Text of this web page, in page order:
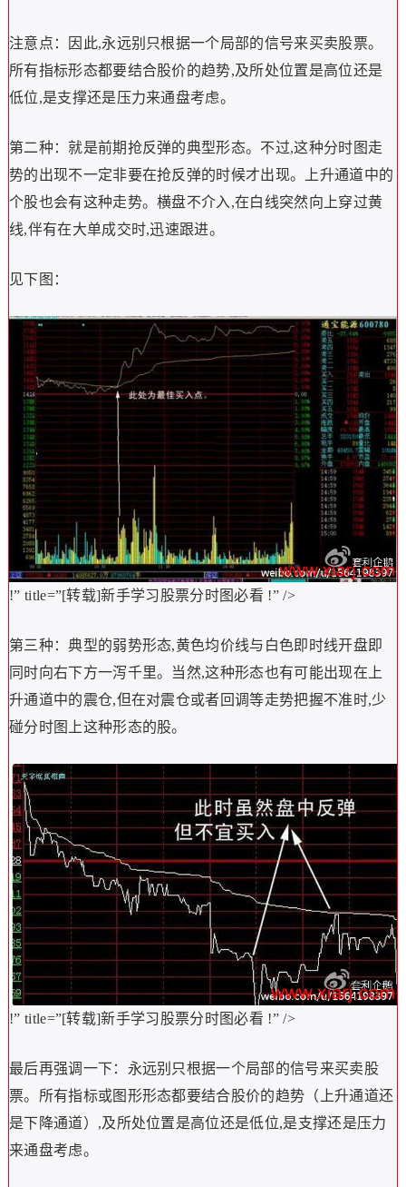
注意点：因此,永远别只根据一个局部的信号来买卖股票。
所有指标形态都要结合股价的趋势,及所处位置是高位还是
低位,是支撑还是压力来通盘考虑。
第二种：就是前期抢反弹的典型形态。不过,这种分时图走
势的出现不一定非要在抢反弹的时候才出现。上升通道中的
个股也会有这种走势。横盘不介入,在白线突然向上穿过黄
线,伴有在大单成交时,迅速跟进。
见下图：
!” title=”[转载]新手学习股票分时图必看 !” />
第三种：典型的弱势形态,黄色均价线与白色即时线开盘即
同时向右下方一泻千里。当然,这种形态也有可能出现在上
升通道中的震仓,但在对震仓或者回调等走势把握不准时,少
碰分时图上这种形态的股。
!” title=”[转载]新手学习股票分时图必看 !” />
最后再强调一下：永远别只根据一个局部的信号来买卖股
票。所有指标或图形形态都要结合股价的趋势（上升通道还
是下降通道）,及所处位置是高位还是低位,是支撑还是压力
来通盘考虑。